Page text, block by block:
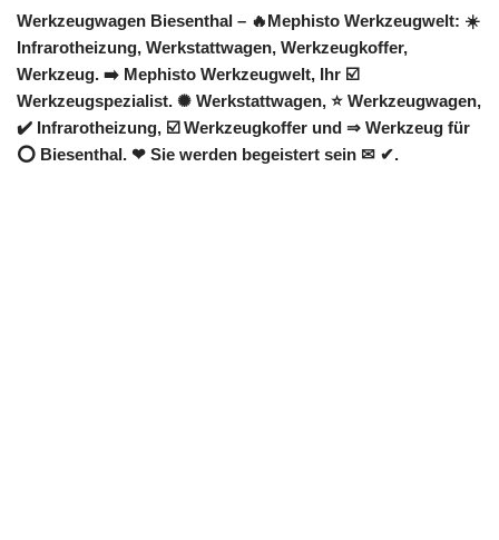
Werkzeugwagen Biesenthal – 🔥Mephisto Werkzeugwelt: ☀️
Infrarotheizung, Werkstattwagen, Werkzeugkoffer,
Werkzeug. ➡️ Mephisto Werkzeugwelt, Ihr ☑️
Werkzeugspezialist. ✺ Werkstattwagen, ⭐ Werkzeugwagen,
✔️ Infrarotheizung, ☑️ Werkzeugkoffer und ⇒ Werkzeug für
⭕ Biesenthal. ❤ Sie werden begeistert sein ✉ ✔.